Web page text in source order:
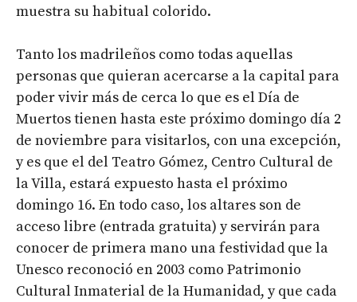
muestra su habitual colorido.
Tanto los madrileños como todas aquellas
personas que quieran acercarse a la capital para
poder vivir más de cerca lo que es el Día de
Muertos tienen hasta este próximo domingo día 2
de noviembre para visitarlos, con una excepción,
y es que el del Teatro Gómez, Centro Cultural de
la Villa, estará expuesto hasta el próximo
domingo 16. En todo caso, los altares son de
acceso libre (entrada gratuita) y servirán para
conocer de primera mano una festividad que la
Unesco reconoció en 2003 como Patrimonio
Cultural Inmaterial de la Humanidad, y que cada